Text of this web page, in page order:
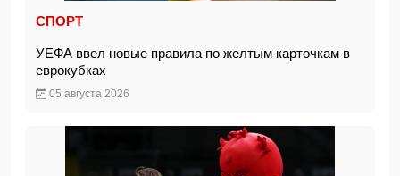
СПОРТ
УЕФА ввел новые правила по желтым карточкам в
еврокубках
05 августа 2026